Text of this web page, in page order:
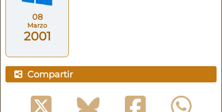
08
Marzo
2001
Compartir